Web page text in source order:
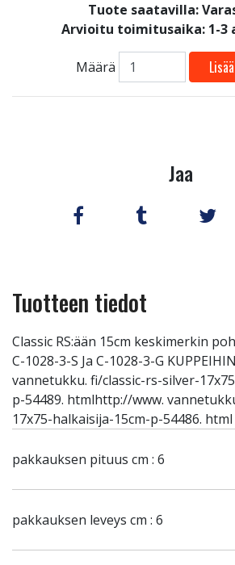
Tuote saatavilla:
Arvioitu toimitusaika: 1-3
Määrä
Jaa
Tuotteen tiedot
Classic RS:ään 15cm keskimerkin
C-1028-3-S Ja C-1028-3-G
vannetukku. fi/classic-rs-silver-
p-54489. htmlhttp://www.
17x75-halkaisija-15cm-p-54486. html
pakkauksen pituus cm : 6
pakkauksen leveys cm : 6